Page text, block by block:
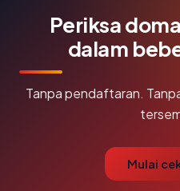
Periksa
dalam
Tanpa pendaftaran.
Mulai